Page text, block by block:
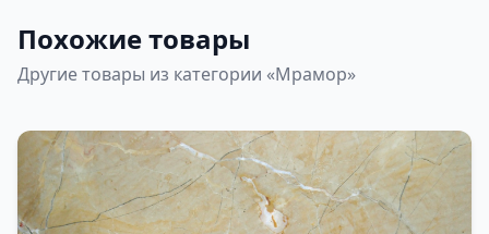
Похожие товары
Другие товары из категории «Мрамор»